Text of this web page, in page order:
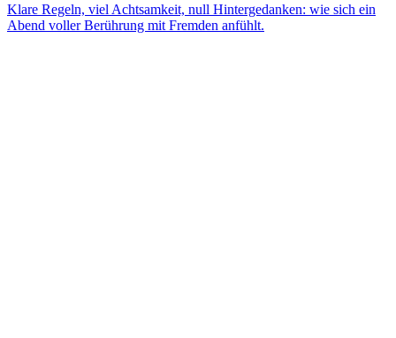
Klare Regeln, viel Achtsamkeit, null Hintergedanken: wie sich ein
Abend voller Berührung mit Fremden anfühlt.